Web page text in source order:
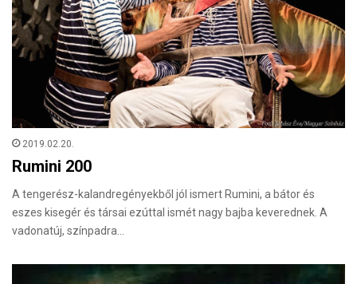
2019.02.20.
Rumini 200
A tengerész-kalandregényekből jól ismert Rumini, a bátor és
eszes kisegér és társai ezúttal ismét nagy bajba keverednek. A
vadonatúj, színpadra…